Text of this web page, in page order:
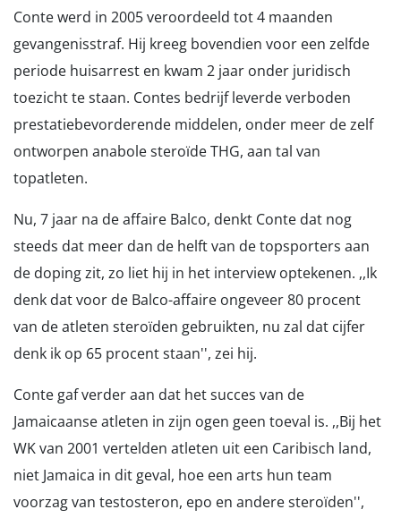
Conte werd in 2005 veroordeeld tot 4 maanden
gevangenisstraf. Hij kreeg bovendien voor een zelfde
periode huisarrest en kwam 2 jaar onder juridisch
toezicht te staan. Contes bedrijf leverde verboden
prestatiebevorderende middelen, onder meer de zelf
ontworpen anabole steroïde THG, aan tal van
topatleten.
Nu, 7 jaar na de affaire Balco, denkt Conte dat nog
steeds dat meer dan de helft van de topsporters aan
de doping zit, zo liet hij in het interview optekenen. ,,Ik
denk dat voor de Balco-affaire ongeveer 80 procent
van de atleten steroïden gebruikten, nu zal dat cijfer
denk ik op 65 procent staan'', zei hij.
Conte gaf verder aan dat het succes van de
Jamaicaanse atleten in zijn ogen geen toeval is. ,,Bij het
WK van 2001 vertelden atleten uit een Caribisch land,
niet Jamaica in dit geval, hoe een arts hun team
voorzag van testosteron, epo en andere steroïden'',